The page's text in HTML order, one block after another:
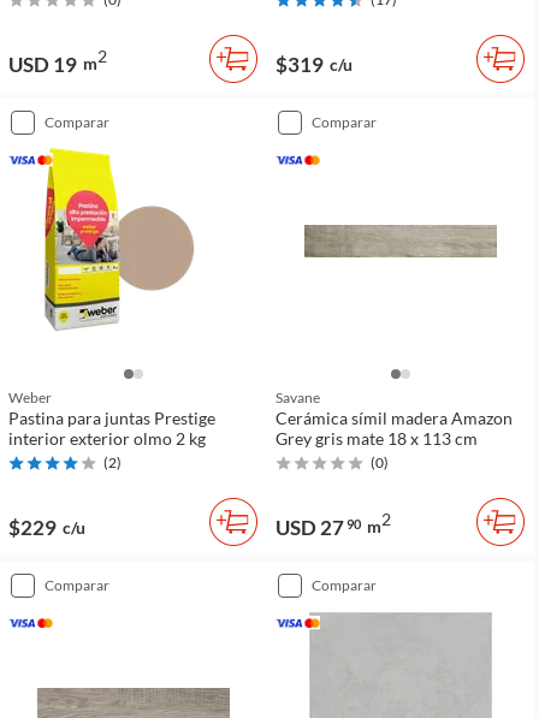
USD 19 m2 $319 c/u
comparar
Weber
Pastina para juntas Prestige
interior exterior olmo 2 kg
(2)
$229 c/u
comparar
Savane
Cerámica símil madera Amazon
Grey gris mate 18 x 113 cm
(0)
USD 2790 m2
comparar comparar